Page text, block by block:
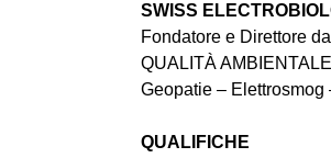
SWISS
Fondatore e Direttore
QUALITÀ
Geopatie – Elettrosmog
QUALIFICHE